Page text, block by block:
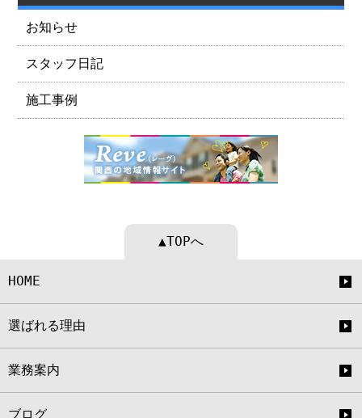
お知らせ
スタッフ日記
施工事例
▲TOPへ
HOME
選ばれる理由
業務案内
ブログ